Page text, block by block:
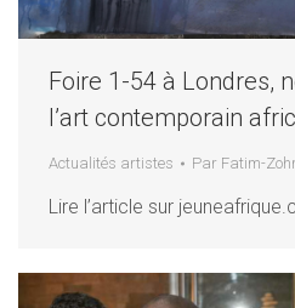
Foire 1-54 à Londres,
l’art contemporain
Actualités artistes Par Fatim-
Lire l’article sur